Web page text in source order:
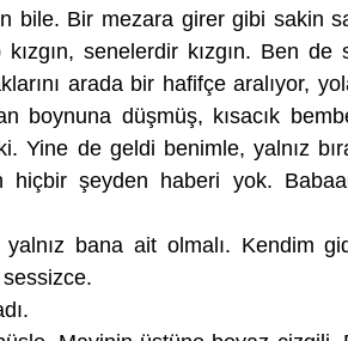
bile. Bir mezara girer gibi sakin
kızgın, senelerdir kızgın. Ben
arada bir hafifçe aralıyor,
boynuna düşmüş, kısacık
Yine de geldi benimle, yalnız
hiçbir şeyden haberi yok.
yalnız bana ait olmalı. Kendim